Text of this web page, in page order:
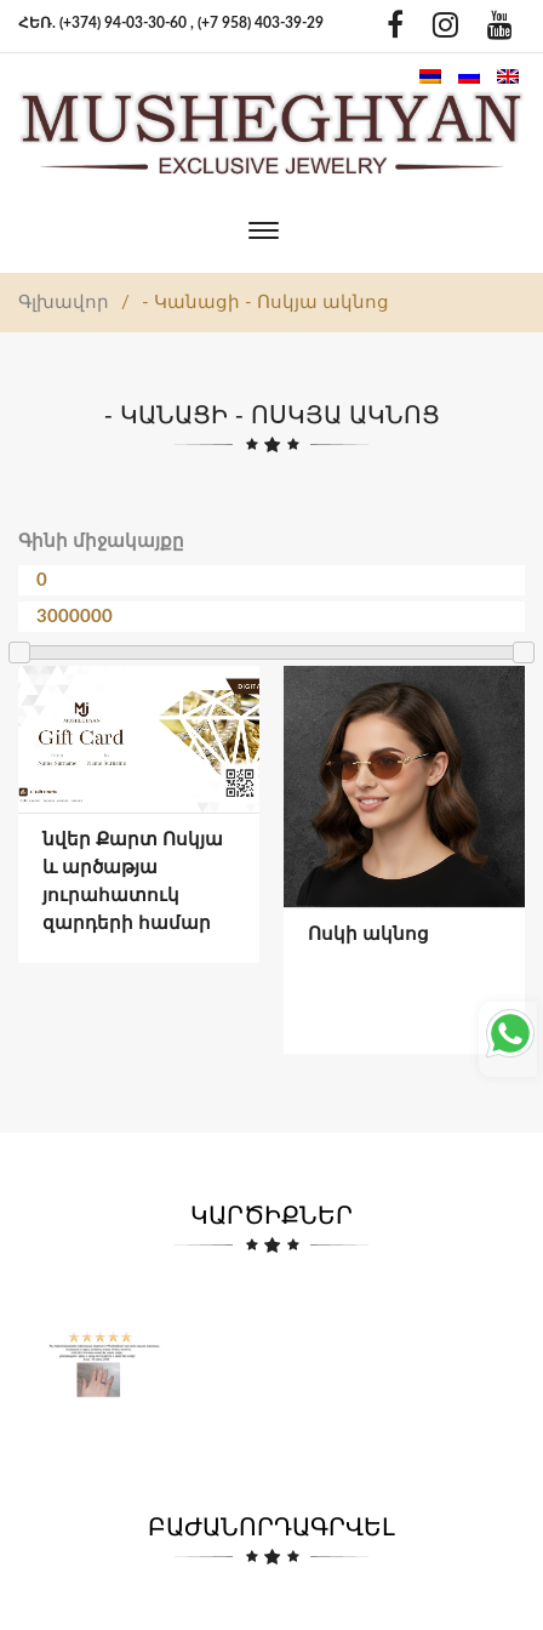
ՀԵՌ. (+374) 94-03-30-60 , (+7 958) 403-39-29
Toggle
navigation
Գլխավոր / - Կանացի - Ոսկյա ակնոց
- ԿԱՆԱՑԻ - ՈՍԿՅԱ ԱԿՆՈՑ
Գինի միջակայքը
նվեր Քարտ Ոսկյա
և արծաթյա
յուրահատուկ
զարդերի համար
Ոսկի ակնոց
ԿԱՐԾԻՔՆԵՐ
ԲԱԺԱՆՈՐԴԱԳՐՎԵԼ